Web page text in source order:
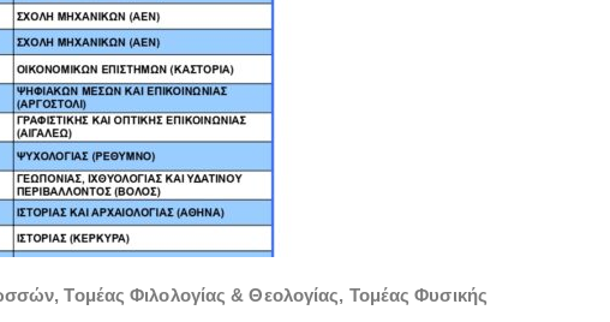
,Τομέας Φιλολογίας & Θεολογίας, Τομέας Φυσικής